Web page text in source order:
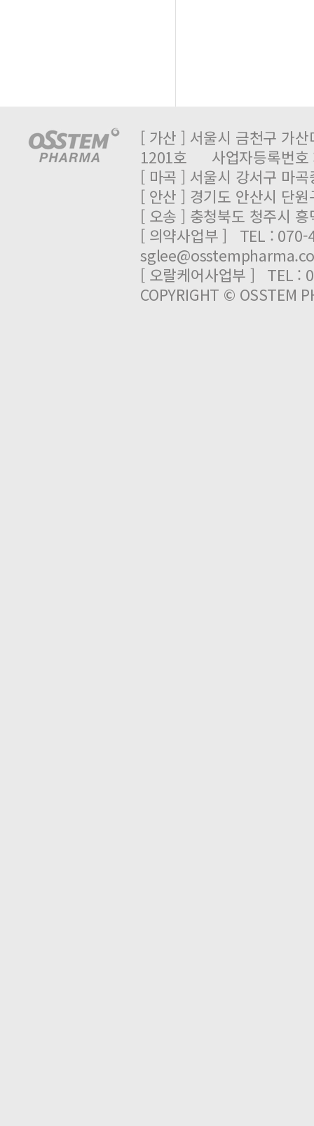
[ 가산 ] 서울시 금천구 가
1201호 사업자등록번
[ 마곡 ] 서울시 강서구 마
[ 안산 ] 경기도 안산시 단
[ 오송 ] 충청북도 청주시
[ 의약사업부 ] TEL :
[ 오랄케어사업부 ] TEL
COPYRIGHT © OSSTEM